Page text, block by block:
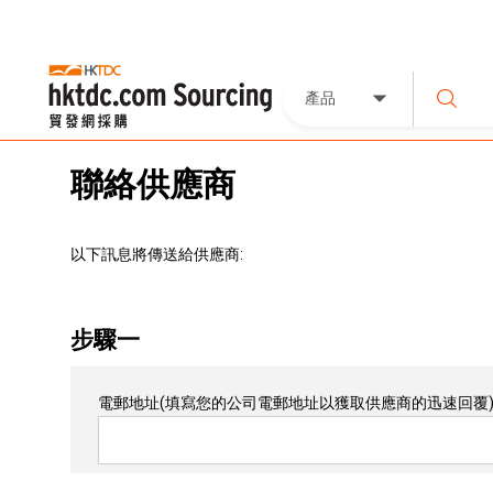
產品
聯絡供應商
以下訊息將傳送給供應商:
步驟一
電郵地址(填寫您的公司電郵地址以獲取供應商的迅速回覆)